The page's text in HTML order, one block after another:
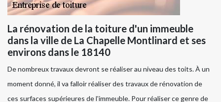
La rénovation de la toiture d'un immeuble
dans la ville de La Chapelle Montlinard et ses
environs dans le 18140
De nombreux travaux devront se réaliser au niveau des toits. À un
moment donné, il va falloir réaliser des travaux de rénovation de
ces surfaces supérieures de l'immeuble. Pour réaliser ce genre de